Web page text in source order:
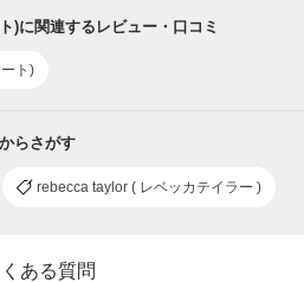
)に関連するレビュー・口コミ
ト)
らさがす
rebecca taylor ( レベッカテイラー )
ある質問